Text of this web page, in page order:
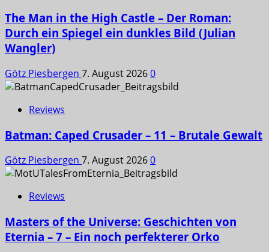
The Man in the High Castle – Der Roman:
Durch ein Spiegel ein dunkles Bild (Julian
Wangler)
Götz Piesbergen 7. August 20260
Reviews
Batman: Caped Crusader – 11 – Brutale Gewalt
Götz Piesbergen 7. August 20260
Reviews
Masters of the Universe: Geschichten von
Eternia – 7 – Ein noch perfekterer Orko